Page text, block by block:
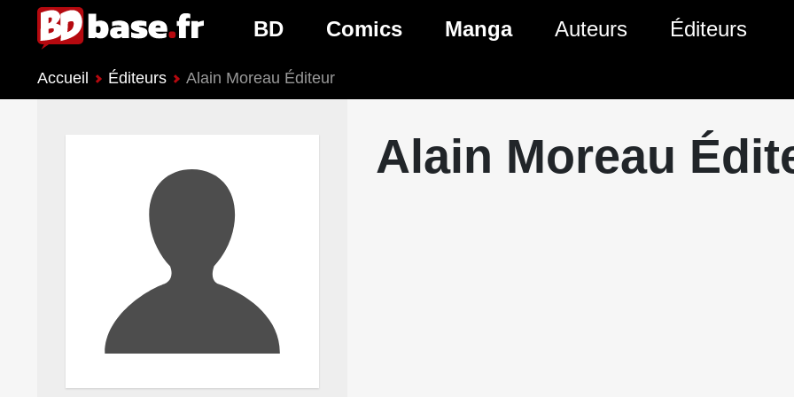
BD
Nouveautés BD
Comics
Nouveautés Comics
Genres Comics
Manga
Genres Manga
Auteurs Éditeurs
Accueil Éditeurs Alain Moreau Éditeur
Alain Moreau